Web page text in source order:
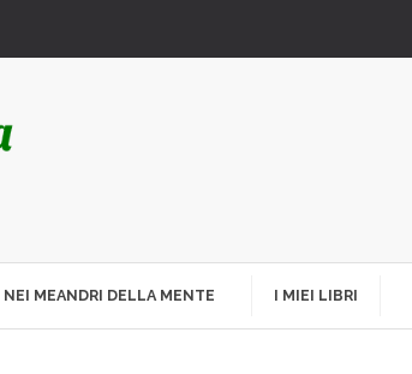
NEI MEANDRI DELLA MENTE I MIEI LIBRI